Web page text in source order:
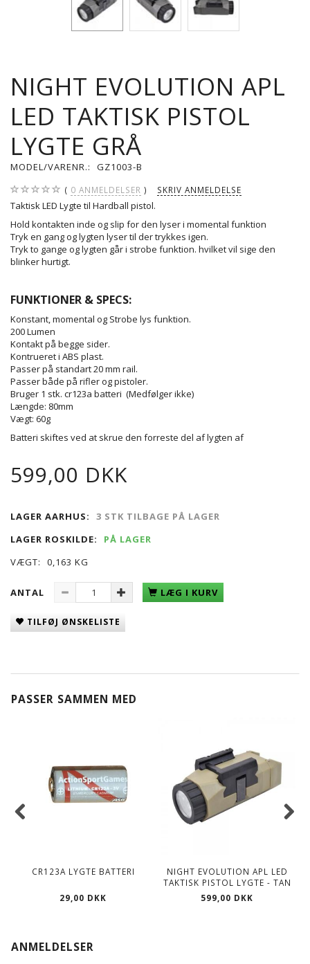
NIGHT EVOLUTION APL
LED TAKTISK PISTOL
LYGTE GRÅ
MODEL/VARENR.: GZ1003-B
0 ANMELDELSER SKRIV ANMELDELSE
Taktisk LED Lygte til Hardball pistol.
Hold kontakten inde og slip for den lyser i momental funktion
Tryk en gang og lygten lyser til der trykkes igen.
Tryk to gange og lygten går i strobe funktion. hvilket vil sige den
blinker hurtigt.
FUNKTIONER & SPECS:
Konstant, momental og Strobe lys funktion.
200 Lumen
Kontakt på begge sider.
Kontrueret i ABS plast.
Passer på standart 20 mm rail.
Passer både på rifler og pistoler.
Bruger 1 stk. cr123a batteri (Medfølger ikke)
Længde: 80mm
Vægt: 60g
Batteri skiftes ved at skrue den forreste del af lygten af
599,00 DKK
LAGER AARHUS:
3 STK TILBAGE PÅ LAGER
LAGER ROSKILDE:
PÅ LAGER
VÆGT:
0,163 KG
ANTAL LÆG I KURV
TILFØJ ØNSKELISTE
PASSER SAMMEN MED
CR123A LYGTE BATTERI
29,00 DKK
NIGHT EVOLUTION APL LED
TAKTISK PISTOL LYGTE - TAN
599,00 DKK
ANMELDELSER